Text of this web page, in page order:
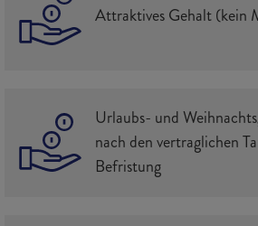
Attraktives Gehalt (kein
Urlaubs- und
nach den vertraglichen
Befristung